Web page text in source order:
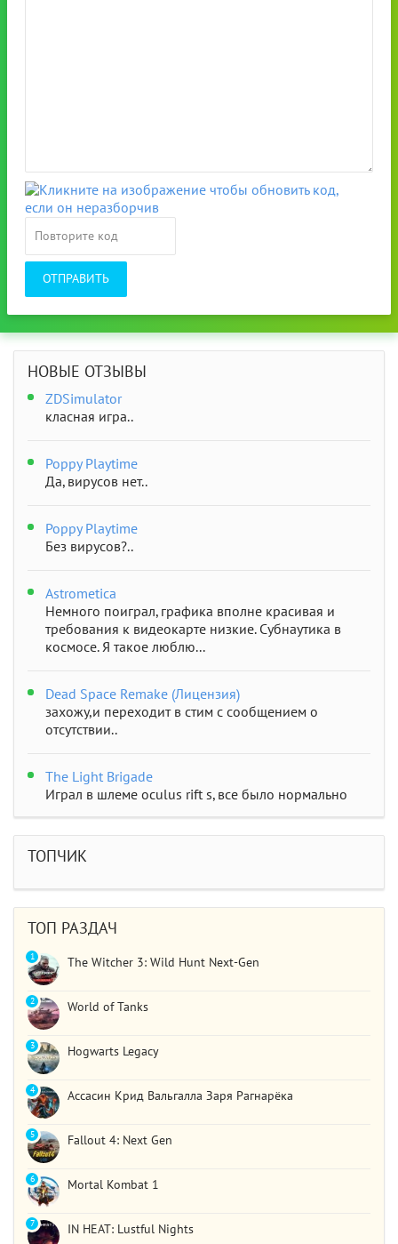
ОТПРАВИТЬ
НОВЫЕ ОТЗЫВЫ
ZDSimulator
класная игра..
Poppy Playtime
Да, вирусов нет..
Poppy Playtime
Без вирусов?..
Astrometica
Немного поиграл, графика вполне красивая и
требования к видеокарте низкие. Субнаутика в
космосе. Я такое люблю...
Dead Space Remake (Лицензия)
захожу,и переходит в стим с сообщением о
отсутствии..
The Light Brigade
Играл в шлеме oculus rift s, все было нормально
сюжет и..
ТОПЧИК
ТОП РАЗДАЧ
The Witcher 3: Wild Hunt Next-Gen
1
World of Tanks
2
Hogwarts Legacy
3
Ассасин Крид Вальгалла Заря Рагнарёка
4
Fallout 4: Next Gen
5
Mortal Kombat 1
6
IN HEAT: Lustful Nights
7